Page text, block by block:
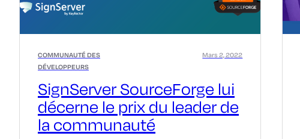
COMMUNAUTÉ DES
DÉVELOPPEURS
SignServer SourceForge lui
décerne le prix du leader de
la communauté
Mars 2, 2022